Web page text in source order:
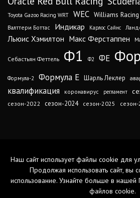
Toyota Gazoo Racing WRT WEC Williams Racing
Валттери Боттас
Индикар Карлос Сайнс
Льюис Хэмилтон Макс Ферстаппен
Себастьян Феттель Ф1 Ф2 ФЕ
Формула-2 Формула Е Шарль Леклер
квалификация коронавирус регламент
сезон-2022 сезон-2024 сезон-2025
Наш сайт использует файлы cookie для
Продолжая использовать сайт, вы
использование. Узнайте больше в нашей
файлов cookie.